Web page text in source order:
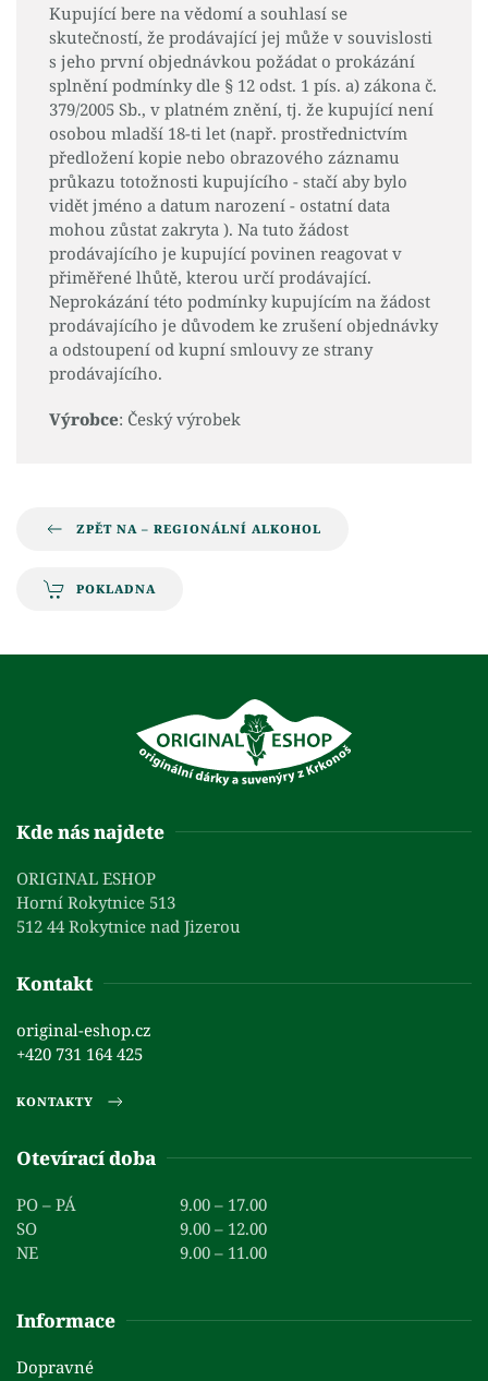
Kupující bere na vědomí a souhlasí se
skutečností, že prodávající jej může v souvislosti
s jeho první objednávkou požádat o prokázání
splnění podmínky dle § 12 odst. 1 pís. a) zákona č.
379/2005 Sb., v platném znění, tj. že kupující není
osobou mladší 18-ti let (např. prostřednictvím
předložení kopie nebo obrazového záznamu
průkazu totožnosti kupujícího - stačí aby bylo
vidět jméno a datum narození - ostatní data
mohou zůstat zakryta ). Na tuto žádost
prodávajícího je kupující povinen reagovat v
přiměřené lhůtě, kterou určí prodávající.
Neprokázání této podmínky kupujícím na žádost
prodávajícího je důvodem ke zrušení objednávky
a odstoupení od kupní smlouvy ze strany
prodávajícího.
Výrobce: Český výrobek
ZPĚT NA – REGIONÁLNÍ ALKOHOL
POKLADNA
Kde nás najdete
ORIGINAL ESHOP
Horní Rokytnice 513
512 44 Rokytnice nad Jizerou
Kontakt
original-eshop.cz
+420 731 164 425
KONTAKTY
Otevírací doba
PO – PÁ
9.00 – 17.00
SO
9.00 – 12.00
NE
9.00 – 11.00
Informace
Dopravné